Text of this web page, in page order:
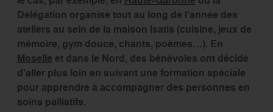
Délégation organise tout au long de l’année des
ateliers au sein de la maison Isatis (cuisine, jeux de
mémoire, gym douce, chants, poèmes…). En
Moselle et dans le Nord, des bénévoles ont décidé
d’aller plus loin en suivant une formation spéciale
pour apprendre à accompagner des personnes en
soins palliatifs.